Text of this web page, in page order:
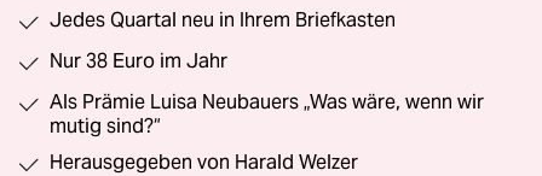
Jedes Quartal neu in Ihrem Briefkasten
Nur 38 Euro im Jahr
Als Prämie Luisa Neubauers „Was wäre, wenn wir
mutig sind?“
Herausgegeben von Harald Welzer